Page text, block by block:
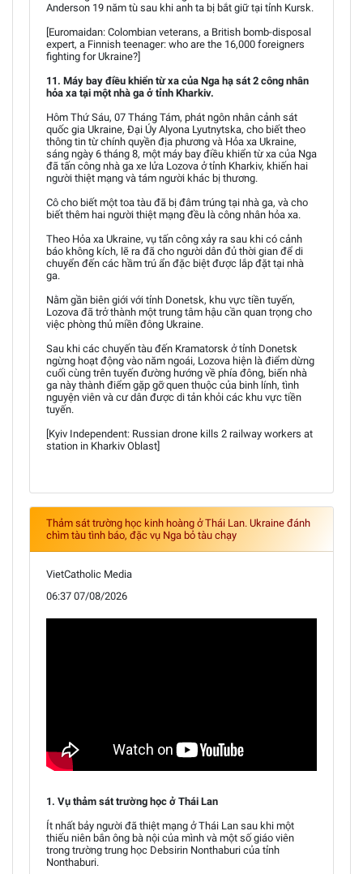
Anderson 19 năm tù sau khi anh ta bị bắt giữ tại tỉnh Kursk.
[Euromaidan: Colombian veterans, a British bomb-disposal
expert, a Finnish teenager: who are the 16,000 foreigners
fighting for Ukraine?]
11. Máy bay điều khiển từ xa của Nga hạ sát 2 công nhân
hỏa xa tại một nhà ga ở tỉnh Kharkiv.
Hôm Thứ Sáu, 07 Tháng Tám, phát ngôn nhân cảnh sát
quốc gia Ukraine, Đại Úy Alyona Lyutnytska, cho biết theo
thông tin từ chính quyền địa phương và Hỏa xa Ukraine,
sáng ngày 6 tháng 8, một máy bay điều khiển từ xa của Nga
đã tấn công nhà ga xe lửa Lozova ở tỉnh Kharkiv, khiến hai
người thiệt mạng và tám người khác bị thương.
Cô cho biết một toa tàu đã bị đâm trúng tại nhà ga, và cho
biết thêm hai người thiệt mạng đều là công nhân hỏa xa.
Theo Hỏa xa Ukraine, vụ tấn công xảy ra sau khi có cảnh
báo không kích, lẽ ra đã cho người dân đủ thời gian để di
chuyển đến các hầm trú ẩn đặc biệt được lắp đặt tại nhà
ga.
Nằm gần biên giới với tỉnh Donetsk, khu vực tiền tuyến,
Lozova đã trở thành một trung tâm hậu cần quan trọng cho
việc phòng thủ miền đông Ukraine.
Sau khi các chuyến tàu đến Kramatorsk ở tỉnh Donetsk
ngừng hoạt động vào năm ngoái, Lozova hiện là điểm dừng
cuối cùng trên tuyến đường hướng về phía đông, biến nhà
ga này thành điểm gặp gỡ quen thuộc của binh lính, tình
nguyện viên và cư dân được di tản khỏi các khu vực tiền
tuyến.
[Kyiv Independent: Russian drone kills 2 railway workers at
station in Kharkiv Oblast]
Thảm sát trường học kinh hoàng ở Thái Lan. Ukraine đánh
chìm tàu tình báo, đặc vụ Nga bỏ tàu chạy
VietCatholic Media
06:37 07/08/2026
1. Vụ thảm sát trường học ở Thái Lan
Ít nhất bảy người đã thiệt mạng ở Thái Lan sau khi một
thiếu niên bắn ông bà nội của mình và một số giáo viên
trong trường trung học Debsirin Nonthaburi của tỉnh
Nonthaburi.